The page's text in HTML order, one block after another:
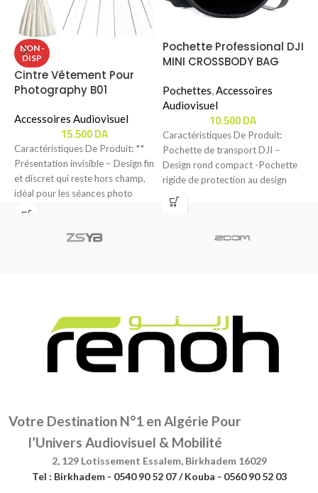
NON -
DISP
Cintre Vêtement Pour
Photography B01
Femme / Thobe (Hijab)
Musulmane Homme
(Femme) »
Accessoires Audiovisuel
15.500DA
Caractéristiques De Produit: **
Présentation invisible – Design fin
et discret qui reste hors champ,
idéal pour les séances photo
Pochette Professional DJI
MINI CROSSBODY BAG
Pochettes,Accessoires
Audiovisuel
10.500DA
Caractéristiques De Produit:
Pochette de transport DJI –
Design rond compact -Pochette
rigide de protection au design
circulaire, idéale
Votre Destination N°1 en Algérie Pour
l’Univers Audiovisuel & Mobilité
2, 129 Lotissement Essalem, Birkhadem 16029
Tel : Birkhadem - 0540 90 52 07 / Kouba - 0560 90 52 03